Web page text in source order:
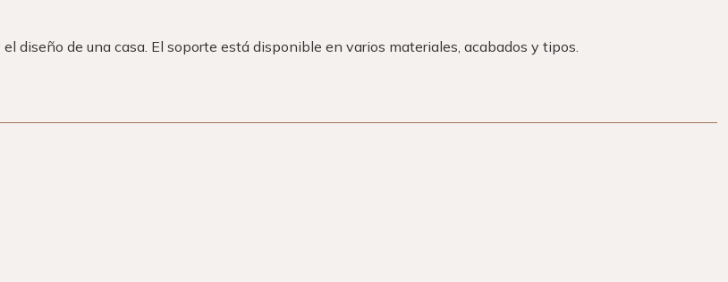
diseño de una casa. El soporte está disponible en varios materiales, acabados y tipos.